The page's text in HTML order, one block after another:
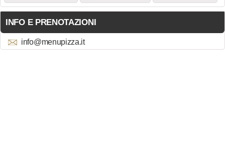
INFO E PRENOTAZIONI
info@menupizza.it